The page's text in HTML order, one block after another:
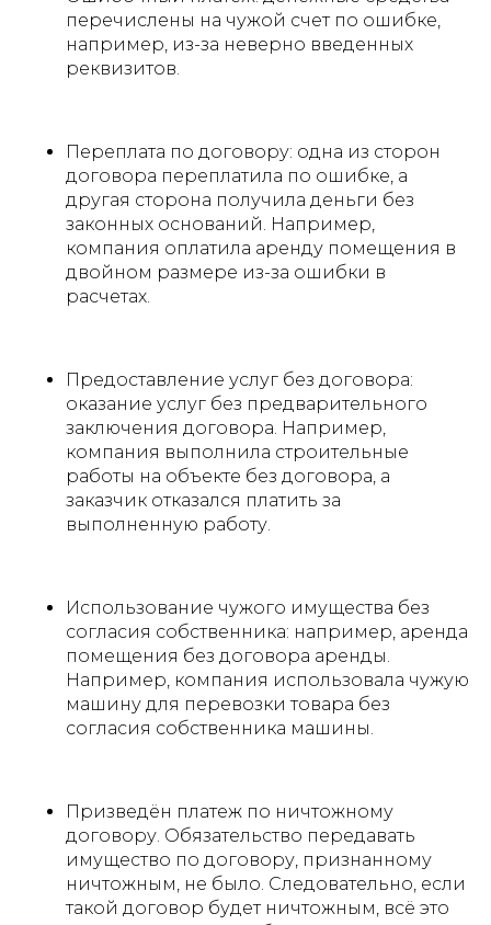
перечислены на чужой счет по ошибке,
например, из-за неверно введенных
реквизитов.
Переплата по договору: одна из сторон
договора переплатила по ошибке, а
другая сторона получила деньги без
законных оснований. Например,
компания оплатила аренду помещения в
двойном размере из-за ошибки в
расчетах.
Предоставление услуг без договора:
оказание услуг без предварительного
заключения договора. Например,
компания выполнила строительные
работы на объекте без договора, а
заказчик отказался платить за
выполненную работу.
Использование чужого имущества без
согласия собственника: например, аренда
помещения без договора аренды.
Например, компания использовала чужую
машину для перевозки товара без
согласия собственника машины.
Призведён платеж по ничтожному
договору. Обязательство передавать
имущество по договору, признанному
ничтожным, не было. Следовательно, если
такой договор будет ничтожным, всё это